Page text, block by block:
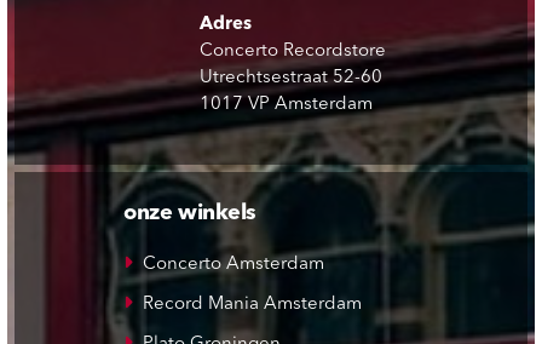
Adres
Concerto Recordstore
Utrechtsestraat 52-60
1017 VP Amsterdam
onze winkels
Concerto Amsterdam
Record Mania Amsterdam